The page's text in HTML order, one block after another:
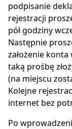
podpisanie
rejestracji
pół godziny
Następnie
założenie
taką prośbę
(na miejscu
Kolejne
internet bez
Po